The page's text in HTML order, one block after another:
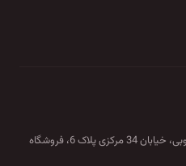
تهران، سعادت آباد، خیابان علامه جنوبی، خیابان 34 مرکزی پلاک 6، فروشگاه